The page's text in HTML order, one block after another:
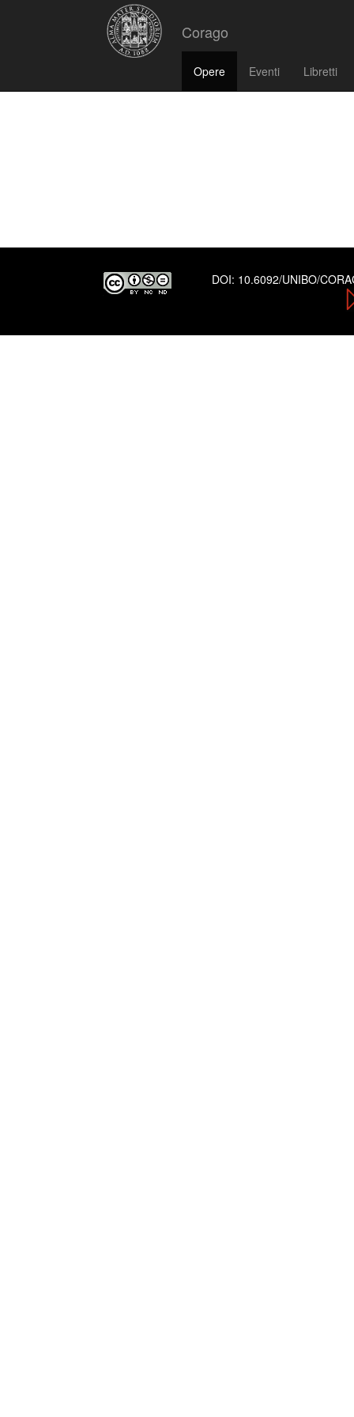
Corago
Opere Eventi Libretti
DOI: 10.6092/UNIBO/